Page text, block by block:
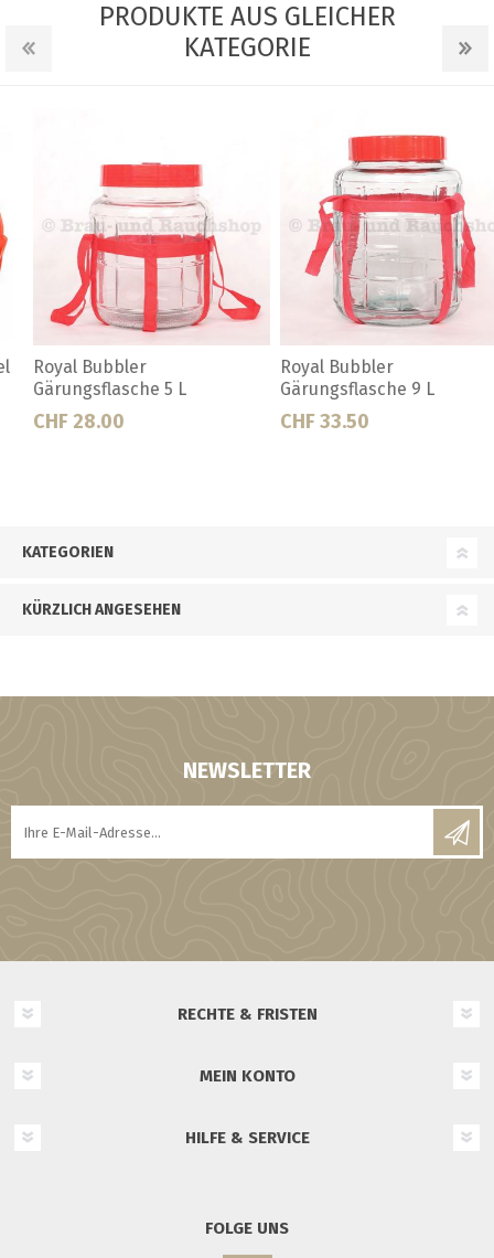
PRODUKTE AUS GLEICHER
KATEGORIE
Royal Bubbler
Gärungsflasche 9 L
CHF 33.50
Antitrubstopfen zu Hahn zu
Gäreimer
CHF 1.00
KATEGORIEN
KÜRZLICH ANGESEHEN
NEWSLETTER
RECHTE & FRISTEN
MEIN KONTO
HILFE & SERVICE
FOLGE UNS